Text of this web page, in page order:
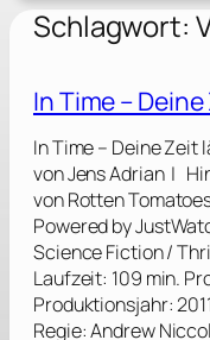
Schlagwort:
In Time –
In Time – Deine
von Jens Adrian |
von Rotten
Powered by
Science Fiction /
Laufzeit: 109 min.
Produktionsjahr:
Regie: Andrew